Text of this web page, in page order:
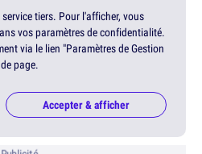
tiers. Pour l'afficher, vous
vos paramètres de confidentialité.
via le lien "Paramètres de Gestion
page.
Accepter & afficher